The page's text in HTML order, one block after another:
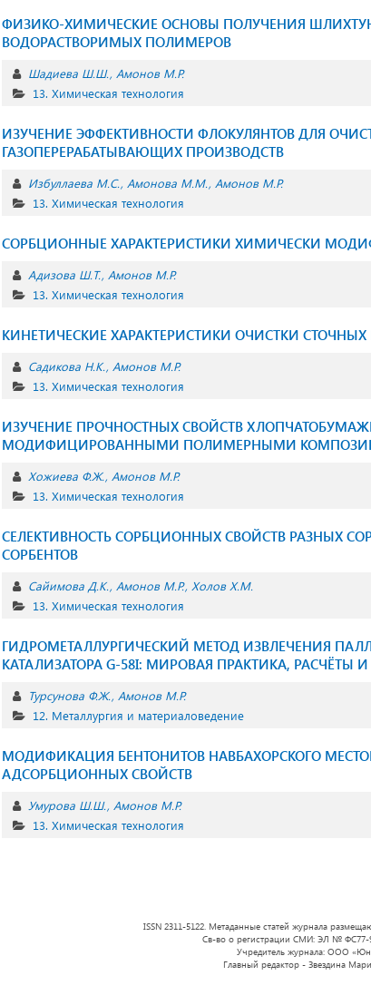
ФИЗИКО-ХИМИЧЕСКИЕ ОСНОВЫ ПОЛУЧЕНИЯ
ВОДОРАСТВОРИМЫХ ПОЛИМЕРОВ
Шадиева Ш.Ш. Амонов М.Р.
13. Химическая технология
ИЗУЧЕНИЕ ЭФФЕКТИВНОСТИ ФЛОКУЛЯНТОВ ДЛЯ
ГАЗОПЕРЕРАБАТЫВАЮЩИХ ПРОИЗВОДСТВ
Избуллаева М.С. Амонова М.М. Амонов М.Р.
13. Химическая технология
СОРБЦИОННЫЕ ХАРАКТЕРИСТИКИ ХИМИЧЕСКИ
Адизова Ш.Т. Амонов М.Р.
13. Химическая технология
КИНЕТИЧЕСКИЕ ХАРАКТЕРИСТИКИ ОЧИСТКИ
Садикова Н.К. Амонов М.Р.
13. Химическая технология
ИЗУЧЕНИЕ ПРОЧНОСТНЫХ СВОЙСТВ
МОДИФИЦИРОВАННЫМИ ПОЛИМЕРНЫМИ
Хожиева Ф.Ж. Амонов М.Р.
13. Химическая технология
СЕЛЕКТИВНОСТЬ СОРБЦИОННЫХ СВОЙСТВ РАЗНЫХ
СОРБЕНТОВ
Сайимова Д.К. Амонов М.Р. Холов Х.М.
13. Химическая технология
ГИДРОМЕТАЛЛУРГИЧЕСКИЙ МЕТОД ИЗВЛЕЧЕНИЯ
КАТАЛИЗАТОРА G-58I: МИРОВАЯ ПРАКТИКА, РАСЧЁТЫ
Турсунова Ф.Ж. Амонов М.Р.
12. Металлургия и материаловедение
МОДИФИКАЦИЯ БЕНТОНИТОВ НАВБАХОРСКОГО
АДСОРБЦИОННЫХ СВОЙСТВ
Умурова Ш.Ш. Амонов М.Р.
13. Химическая технология
ISSN 2311-5122. Метаданные статей журнала
Св-во о регистрации СМИ: ЭЛ № ФС77-
Учредитель журнала: ООО
Главный редактор - Звездина